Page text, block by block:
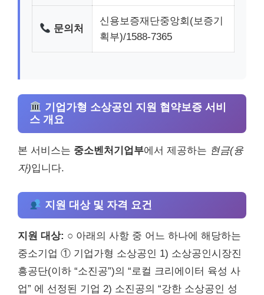
문의처
신용보증재단중앙회(보증기
획부)/1588-7365
기업가형 소상공인 지원 협약보증 서비
스 개요
본 서비스는 중소벤처기업부에서 제공하는 현금(융
자)입니다.
지원 대상 및 자격 요건
지원 대상: ○ 아래의 사항 중 어느 하나에 해당하는
중소기업 ① 기업가형 소상공인 1) 소상공인시장진
흥공단(이하 “소진공”)의 “로컬 크리에이터 육성 사
업” 에 선정된 기업 2) 소진공의 “강한 소상공인 성